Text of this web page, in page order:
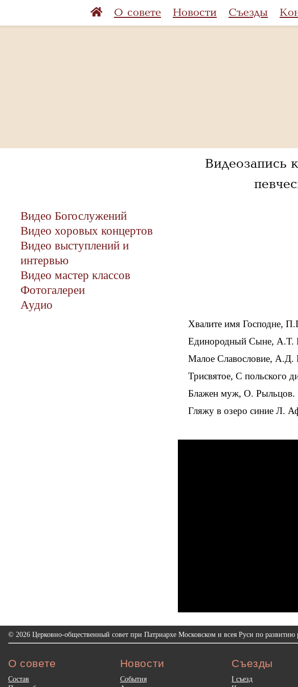
О совете Новости Съезды
Видеозапись
Видео Богослужений
Видео хоровых концертов
Видео выступлений и
интервью
Видео мастер классов
Фотогалереи
Аудио
Хвалите имя Господне,
Единородный Сыне, А.Т.
Малое Славословие, А.Д.
Трисвятое, С польского
Блажен муж, О. Рыльцов.
Гляжу в озеро синие Л.
© 2026 Церковно-общественный совет при Патриархе Московском и всея Руси по развитию
О совете
Состав
Новости
События
Съезды
I съезд